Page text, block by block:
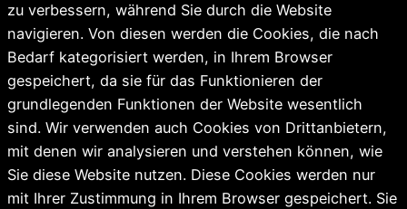
zu verbessern, während Sie durch die Website
navigieren. Von diesen werden die Cookies, die nach
Bedarf kategorisiert werden, in Ihrem Browser
gespeichert, da sie für das Funktionieren der
grundlegenden Funktionen der Website wesentlich
sind. Wir verwenden auch Cookies von Drittanbietern,
mit denen wir analysieren und verstehen können, wie
Sie diese Website nutzen. Diese Cookies werden nur
mit Ihrer Zustimmung in Ihrem Browser gespeichert. Sie